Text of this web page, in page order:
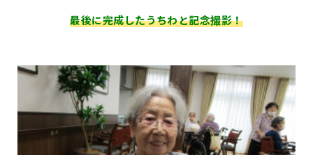
最後に完成したうちわと記念撮影！